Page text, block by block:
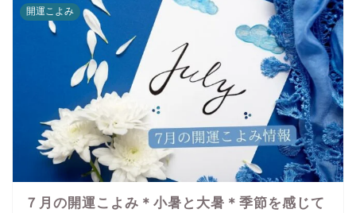
開運こよみ
７月の開運こよみ＊小暑と大暑＊季節を感じて